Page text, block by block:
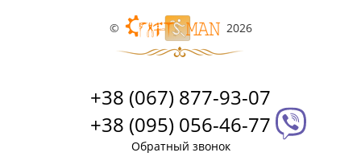
© 2026
+38 (067) 877-93-07
+38 (095) 056-46-77
Обратный звонок